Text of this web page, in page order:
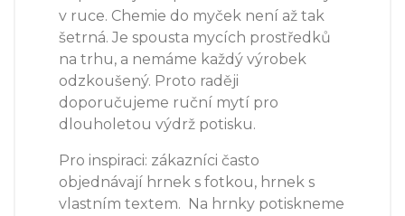
v ruce. Chemie do myček není až tak
šetrná. Je spousta mycích prostředků
na trhu, a nemáme každý výrobek
odzkoušený. Proto raději
doporučujeme ruční mytí pro
dlouholetou výdrž potisku.
Pro inspiraci: zákazníci často
objednávají hrnek s fotkou, hrnek s
vlastním textem. Na hrnky potiskneme